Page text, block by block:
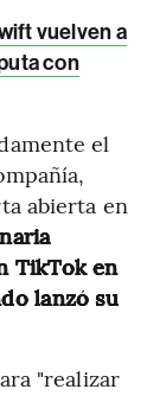
vuelven a
con
el
abierta en
TikTok en
lanzó su
"realizar